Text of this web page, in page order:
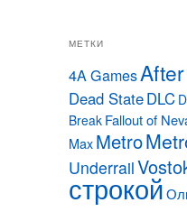
МЕТКИ
4A Games
Dead StateDLC
Break Fallout of
MaxMetro
Underrail
строкой